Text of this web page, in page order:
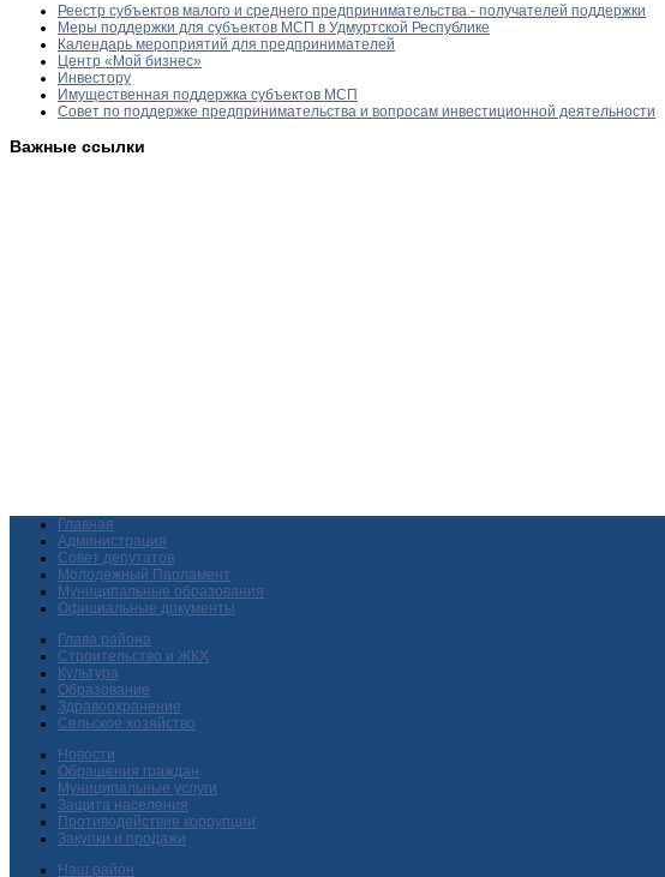
Реестр субъектов малого и среднего предпринимательства - получателей поддержки
Меры поддержки для субъектов МСП в Удмуртской Республике
Календарь мероприятий для предпринимателей
Центр «Мой бизнес»
Инвестору
Имущественная поддержка субъектов МСП
Совет по поддержке предпринимательства и вопросам инвестиционной деятельности
Важные ссылки
Главная
Администрация
Совет депутатов
Молодежный Парламент
Муниципальные образования
Официальные документы
Глава района
Строительство и ЖКХ
Культура
Образование
Здравоохранение
Сельское хозяйство
Новости
Обращения граждан
Муниципальные услуги
Защита населения
Противодействие коррупции
Закупки и продажи
Наш район